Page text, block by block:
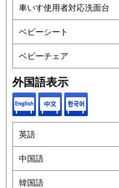
車いす使用者対応洗面台
ベビーシート
ベビーチェア
外国語表示
英語
中国語
韓国語